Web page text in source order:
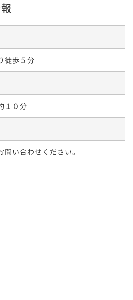
徒歩５分
１０分
い合わせください。